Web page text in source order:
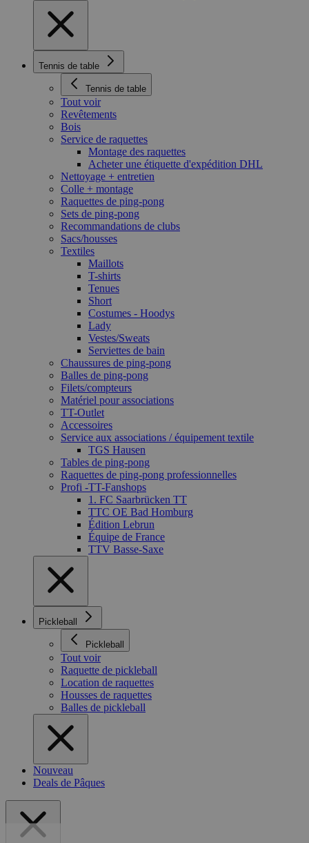
Tennis de table
Tennis de table
Tout voir
Revêtements
Bois
Service de raquettes
Montage des raquettes
Acheter une étiquette d'expédition DHL
Nettoyage + entretien
Colle + montage
Raquettes de ping-pong
Sets de ping-pong
Recommandations de clubs
Sacs/housses
Textiles
Maillots
T-shirts
Tenues
Short
Costumes - Hoodys
Lady
Vestes/Sweats
Serviettes de bain
Chaussures de ping-pong
Balles de ping-pong
Filets/compteurs
Matériel pour associations
TT-Outlet
Accessoires
Service aux associations / équipement textile
TGS Hausen
Tables de ping-pong
Raquettes de ping-pong professionnelles
Profi -TT-Fanshops
1. FC Saarbrücken TT
TTC OE Bad Homburg
Édition Lebrun
Équipe de France
TTV Basse-Saxe
Pickleball
Pickleball
Tout voir
Raquette de pickleball
Location de raquettes
Housses de raquettes
Balles de pickleball
Nouveau
Deals de Pâques